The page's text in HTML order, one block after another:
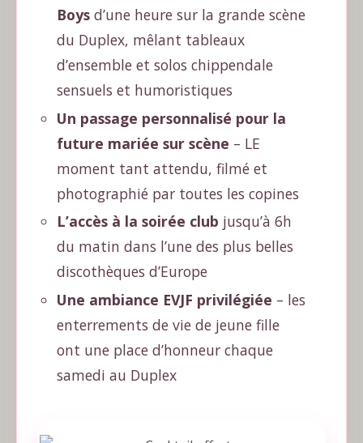
Boys d’une heure sur la grande scène
du Duplex, mêlant tableaux
d’ensemble et solos chippendale
sensuels et humoristiques
Un passage personnalisé pour la
future mariée sur scène – LE
moment tant attendu, filmé et
photographié par toutes les copines
L’accès à la soirée club jusqu’à 6h
du matin dans l’une des plus belles
discothèques d’Europe
Une ambiance EVJF privilégiée – les
enterrements de vie de jeune fille
ont une place d’honneur chaque
samedi au Duplex